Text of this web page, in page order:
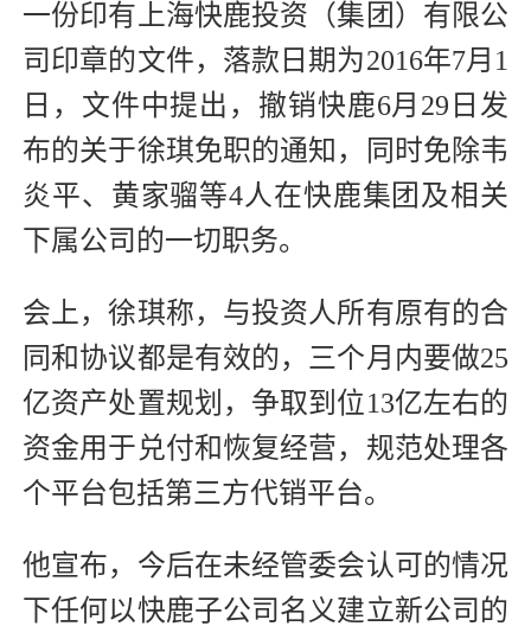
一份印有上海快鹿投资（集团）有限公
司印章的文件，落款日期为2016年7月1
日，文件中提出，撤销快鹿6月29日发
布的关于徐琪免职的通知，同时免除韦
炎平、黄家骝等4人在快鹿集团及相关
下属公司的一切职务。
会上，徐琪称，与投资人所有原有的合
同和协议都是有效的，三个月内要做25
亿资产处置规划，争取到位13亿左右的
资金用于兑付和恢复经营，规范处理各
个平台包括第三方代销平台。
他宣布，今后在未经管委会认可的情况
下任何以快鹿子公司名义建立新公司的